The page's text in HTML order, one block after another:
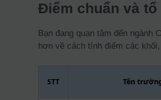
Điểm chuẩn và
Bạn đang quan tâm đến ngành
hơn về cách tính điểm các
STT Tên